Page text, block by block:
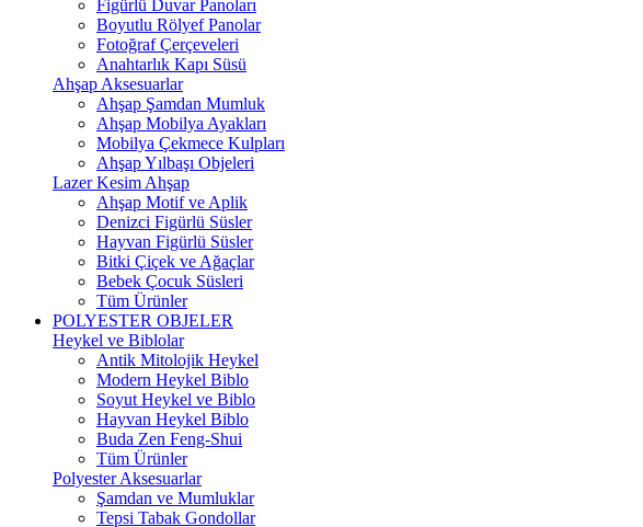
Figürlü Duvar Panoları
Boyutlu Rölyef Panolar
Fotoğraf Çerçeveleri
Anahtarlık Kapı Süsü
Ahşap Aksesuarlar
Ahşap Şamdan Mumluk
Ahşap Mobilya Ayakları
Mobilya Çekmece Kulpları
Ahşap Yılbaşı Objeleri
Lazer Kesim Ahşap
Ahşap Motif ve Aplik
Denizci Figürlü Süsler
Hayvan Figürlü Süsler
Bitki Çiçek ve Ağaçlar
Bebek Çocuk Süsleri
Tüm Ürünler
POLYESTER OBJELER
Heykel ve Biblolar
Antik Mitolojik Heykel
Modern Heykel Biblo
Soyut Heykel ve Biblo
Hayvan Heykel Biblo
Buda Zen Feng-Shui
Tüm Ürünler
Polyester Aksesuarlar
Şamdan ve Mumluklar
Tepsi Tabak Gondollar